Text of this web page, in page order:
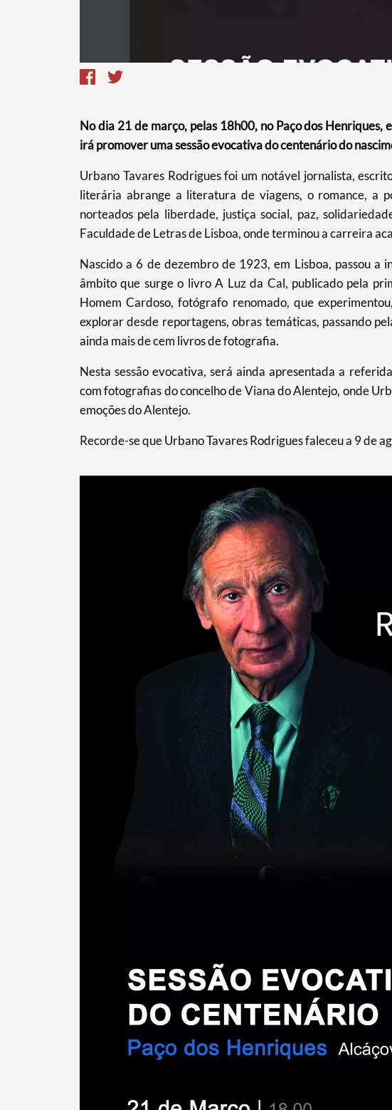
Categorias gerais
No dia 21 de março, pelas 18h00, no Paço dos
irá promover uma sessão evocativa do centenário do
Urbano Tavares Rodrigues foi um notável jornalista,
literária abrange a literatura de viagens, o romance, a
norteados pela liberdade, justiça social, paz,
Faculdade de Letras de Lisboa, onde terminou a carreira
Nascido a 6 de dezembro de 1923, em Lisboa, passou a
âmbito que surge o livro A Luz da Cal, publicado pela
Homem Cardoso, fotógrafo renomado, que
explorar desde reportagens, obras temáticas, passando
ainda mais de cem livros de fotografia.
Nesta sessão evocativa, será ainda apresentada a
com fotografias do concelho de Viana do Alentejo, onde
emoções do Alentejo.
Recorde-se que Urbano Tavares Rodrigues faleceu a 9 de